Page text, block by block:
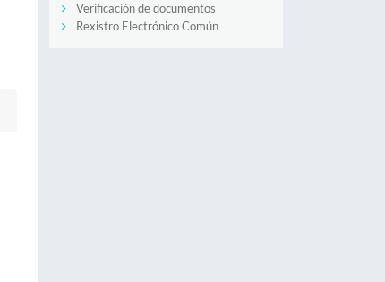
Verificación de documentos
Rexistro Electrónico Común